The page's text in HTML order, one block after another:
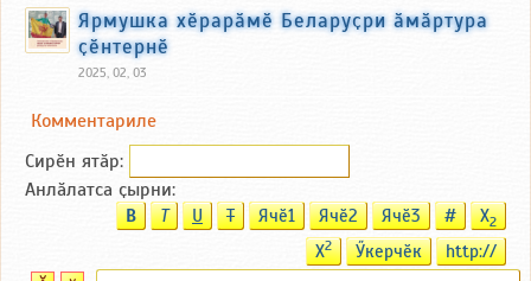
Ярмушка хӗрарӑмӗ Беларуҫри ӑмӑртура
ҫӗнтернӗ
2025, 02, 03
Комментариле
Сирӗн ятӑp:
Анлӑлатса ҫырни:
B T U T Ячӗ1 Ячӗ2 Ячӗ3 # X2
X2 Ӳкерчӗк http://